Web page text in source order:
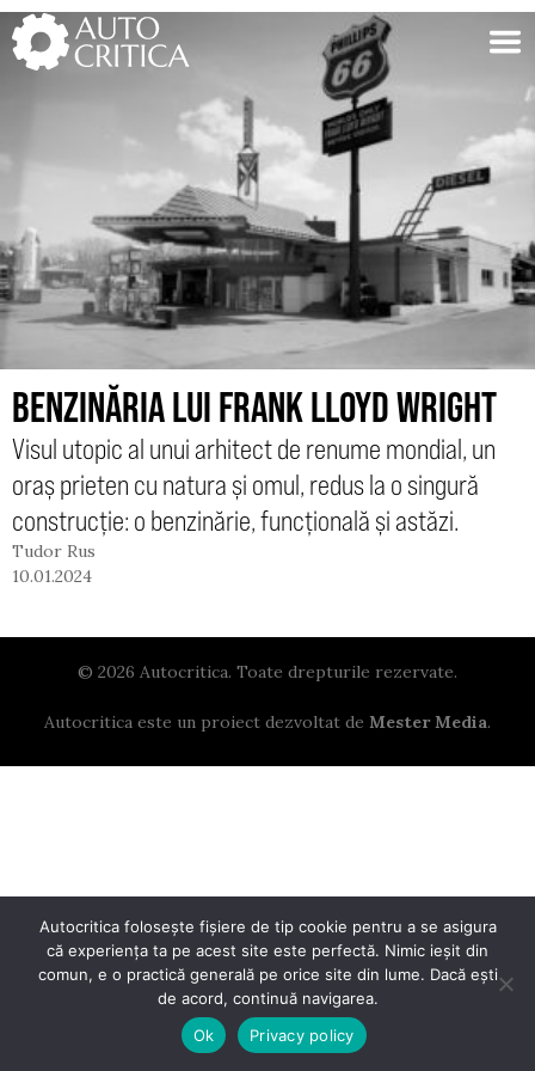
Skip
to
content
BENZINĂRIA LUI FRANK LLOYD WRIGHT
Visul utopic al unui arhitect de renume mondial, un
oraș prieten cu natura și omul, redus la o singură
construcție: o benzinărie, funcțională și astăzi.
Tudor Rus
10.01.2024
© 2026 Autocritica. Toate drepturile rezervate.
Autocritica este un proiect dezvoltat de Mester Media.
Autocritica folosește fișiere de tip cookie pentru a se asigura
că experiența ta pe acest site este perfectă. Nimic ieșit din
comun, e o practică generală pe orice site din lume. Dacă ești
de acord, continuă navigarea.
Ok
Privacy policy